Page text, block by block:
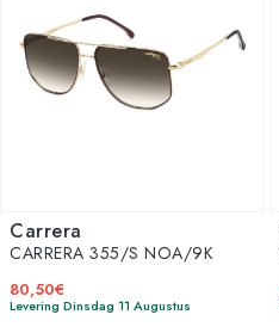
Carrera
CARRERA 355/S NOA/9K
80,50€
Levering Dinsdag 11 Augustus